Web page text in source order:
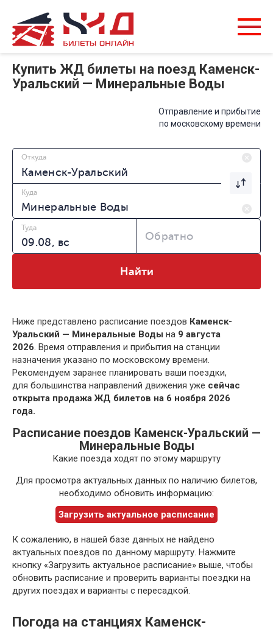
Купить ЖД билеты на поезд Каменск-
Уральский — Минеральные Воды
Отправление и прибытие
по московскому времени
Откуда
Куда
Туда
Обратно
Найти
Ниже представлено расписание поездов Каменск-
Уральский — Минеральные Воды на 9 августа
2026. Время отправления и прибытия на станции
назначения указано по московскому времени.
Рекомендуем заранее планировать ваши поездки,
для большинства направлений движения уже сейчас
открыта продажа ЖД билетов на 6 ноября 2026
года.
Расписание поездов Каменск-Уральский —
Минеральные Воды
Какие поезда ходят по этому маршруту
Для просмотра актуальных данных по наличию билетов,
необходимо обновить информацию:
Загрузить актуальное расписание
К сожалению, в нашей базе данных не найдено
актуальных поездов по данному маршруту. Нажмите
кнопку «Загрузить актуальное расписание» выше, чтобы
обновить расписание и проверить варианты поездки на
других поездах и варианты с пересадкой.
Погода на станциях Каменск-